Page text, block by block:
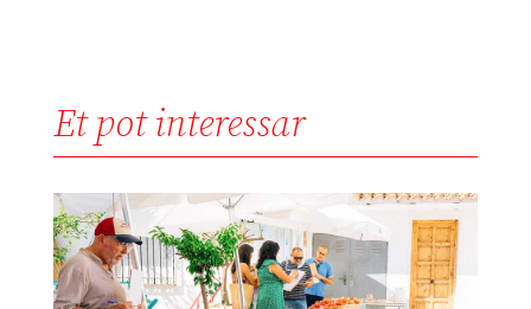
Et pot interessar